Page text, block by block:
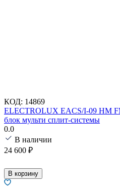
КОД: 14869
ELECTROLUX EACS/I-09 HM
блок мульти сплит-системы
0.0
В наличии
24 600 ₽
В корзину